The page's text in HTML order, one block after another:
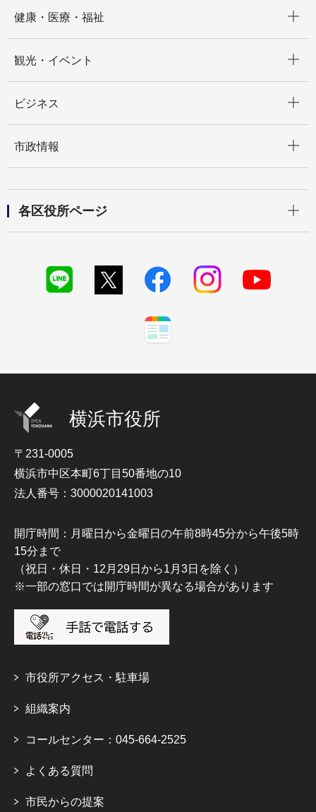
健康・医療・福祉
観光・イベント
ビジネス
市政情報
各区役所ページ
横浜市役所
〒231-0005
横浜市中区本町6丁目50番地の10
法人番号：3000020141003
開庁時間：月曜日から金曜日の午前8時45分から午後5時
15分まで
（祝日・休日・12月29日から1月3日を除く）
※一部の窓口では開庁時間が異なる場合があります
市役所アクセス・駐車場
組織案内
コールセンター：045-664-2525
よくある質問
市民からの提案